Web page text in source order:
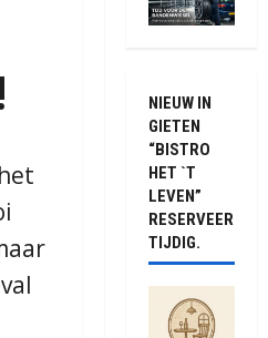
NIEUW IN
GIETEN
“BISTRO
HET `T
LEVEN”
RESERVEER
TIJDIG.